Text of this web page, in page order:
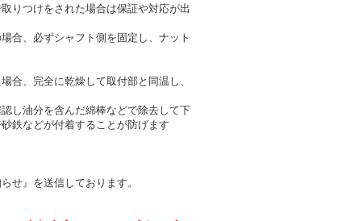
りつけをされた場合は保証や対応が出
合、必ずシャフト側を固定し、ナット
合、完全に乾燥して取付部と同温し、
し油分を含んだ綿棒などで除去して下
鉄などが付着することが防げます
せ』を送信しております。